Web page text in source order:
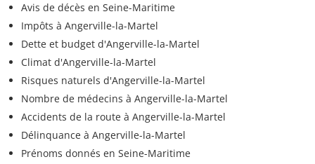
Avis de décès en Seine-Maritime
Impôts à Angerville-la-Martel
Dette et budget d'Angerville-la-Martel
Climat d'Angerville-la-Martel
Risques naturels d'Angerville-la-Martel
Nombre de médecins à Angerville-la-Martel
Accidents de la route à Angerville-la-Martel
Délinquance à Angerville-la-Martel
Prénoms donnés en Seine-Maritime